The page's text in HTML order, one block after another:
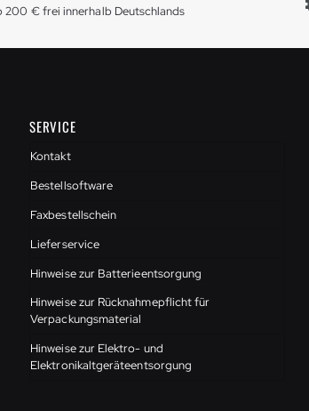
200 € frei innerhalb Deutschlands
SERVICE
Kontakt
Bestellsoftware
Faxbestellschein
Lieferservice
Hinweise zur Batterieentsorgung
Hinweise zur Rücknahmepflicht für
Verpackungsmaterial
Hinweise zur Elektro- und
Elektronikaltgeräteentsorgung